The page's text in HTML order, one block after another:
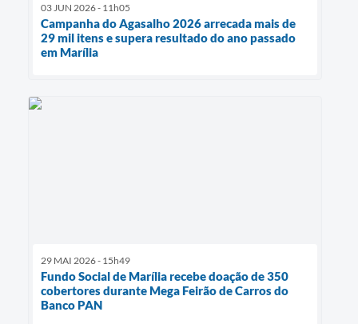
03 JUN 2026 - 11h05
Campanha do Agasalho 2026 arrecada mais de
29 mil itens e supera resultado do ano passado
em Marília
29 MAI 2026 - 15h49
Fundo Social de Marília recebe doação de 350
cobertores durante Mega Feirão de Carros do
Banco PAN